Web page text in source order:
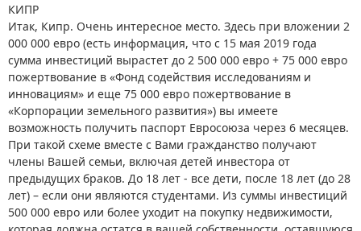
КИПР
Итак, Кипр. Очень интересное место. Здесь при вложении 2
000 000 евро (есть информация, что с 15 мая 2019 года
сумма инвестиций вырастет до 2 500 000 евро + 75 000 евро
пожертвование в «Фонд содействия исследованиям и
инновациям» и еще 75 000 евро пожертвование в
«Корпорации земельного развития») вы имеете
возможность получить паспорт Евросоюза через 6 месяцев.
При такой схеме вместе с Вами гражданство получают
члены Вашей семьи, включая детей инвестора от
предыдущих браков. До 18 лет - все дети, после 18 лет (до 28
лет) – если они являются студентами. Из суммы инвестиций
500 000 евро или более уходит на покупку недвижимости,